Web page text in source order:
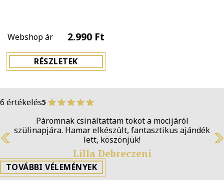
Webshop ár 2.990 Ft
RÉSZLETEK
6 értékelés5
Páromnak csináltattam tokot a mocijáról
szülinapjára. Hamar elkészült, fantasztikus ajándék
lett, köszönjük!
Lilla Debreczeni
Previous
TOVÁBBI VÉLEMÉNYEK